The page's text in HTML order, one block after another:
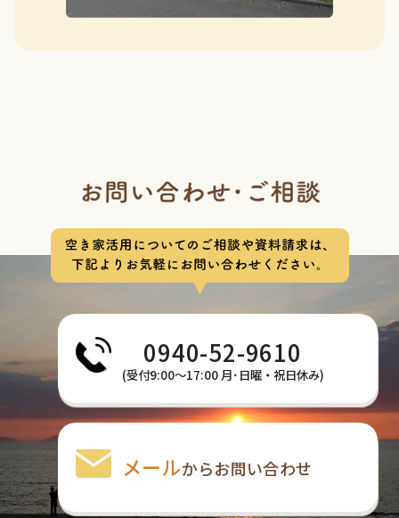
0940-52-9610
(受付9:00〜17:00 月･日曜・祝日休み)
メールからお問い合わせ